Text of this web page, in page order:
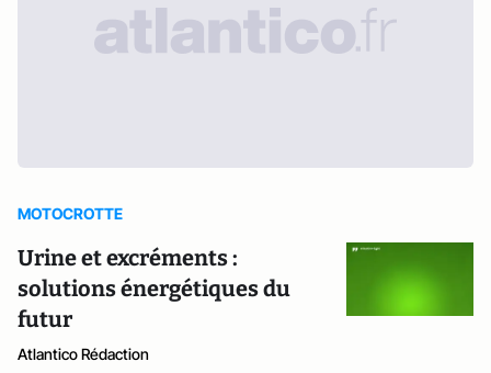
MOTOCROTTE
Urine et excréments :
solutions énergétiques du
futur
Atlantico Rédaction